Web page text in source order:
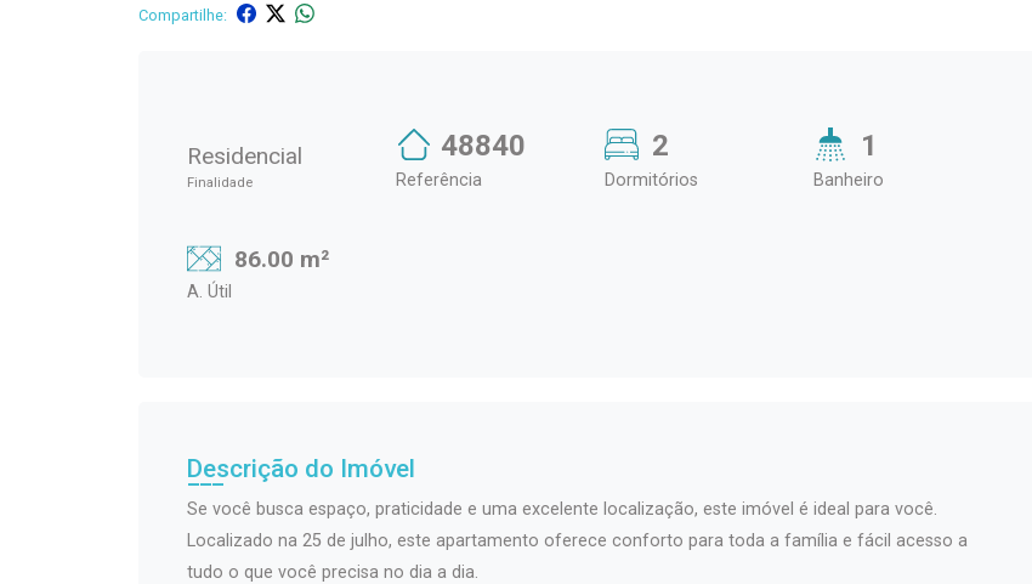
Compartilhe:
Residencial
Finalidade
48840
Referência
2
Dormitórios
1
Banheiro
86.00 m²
A. Útil
Descrição do Imóvel
Se você busca espaço, praticidade e uma excelente localização, este imóvel é ideal para você.
Localizado na 25 de julho, este apartamento oferece conforto para toda a família e fácil acesso a
tudo o que você precisa no dia a dia.